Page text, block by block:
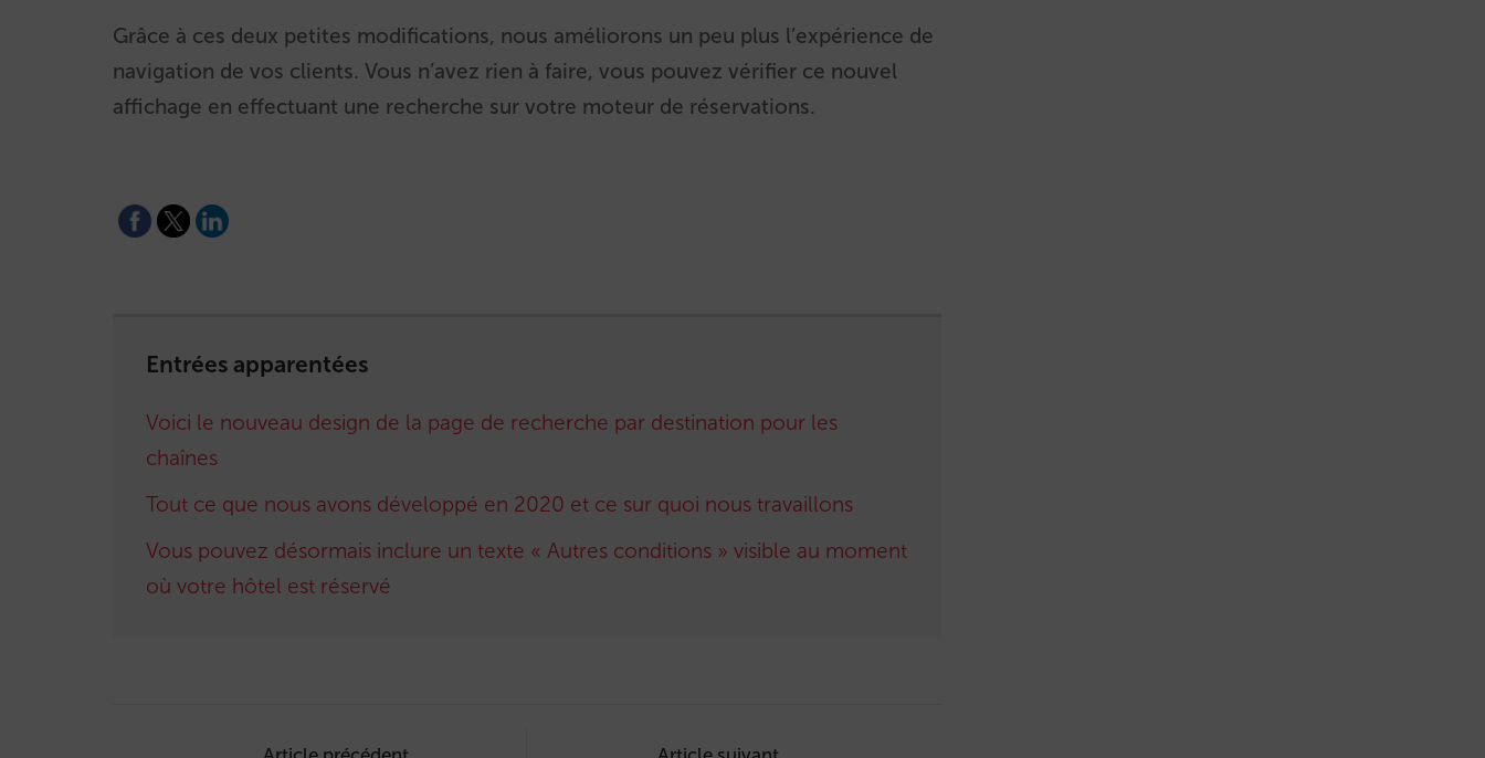
Grâce à ces deux petites modifications, nous améliorons un peu plus l’expérience de
navigation de vos clients. Vous n’avez rien à faire, vous pouvez vérifier ce nouvel
affichage en effectuant une recherche sur votre moteur de réservations.
Entrées apparentées
Voici le nouveau design de la page de recherche par destination pour les
chaînes
Tout ce que nous avons développé en 2020 et ce sur quoi nous travaillons
Vous pouvez désormais inclure un texte « Autres conditions » visible au moment
où votre hôtel est réservé